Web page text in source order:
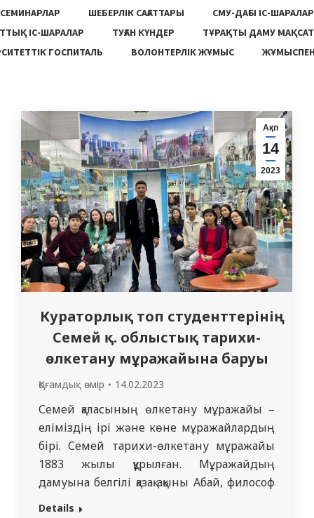
СЕМИНАРЛАР
ШЕБЕРЛІК САҒАТТАРЫ
СМУ-ДАҒЫ ІС-ШАРАЛАР
ІС-ШАРАЛАР
ТУҒАН КҮНДЕР
ТҰРАҚТЫ ДАМУ
ГОСПИТАЛЬ
ВОЛОНТЕРЛІК ЖҰМЫС
Ақп
14
2023
Кураторлық топ студенттерінің
Семей қ. облыстық тарихи-
өлкетану мұражайына баруы
Қоғамдық өмір 14.02.2023
Семей қаласының өлкетану мұражайы –
еліміздің ірі және көне мұражайлардың
бірі. Семей тарихи-өлкетану мұражайы
1883 жылы құрылған. Мұражайдың
дамуына белгілі қазақ ақыны Абай, философ
және ойшыл Шәкәрім, танымал жазушы
Details